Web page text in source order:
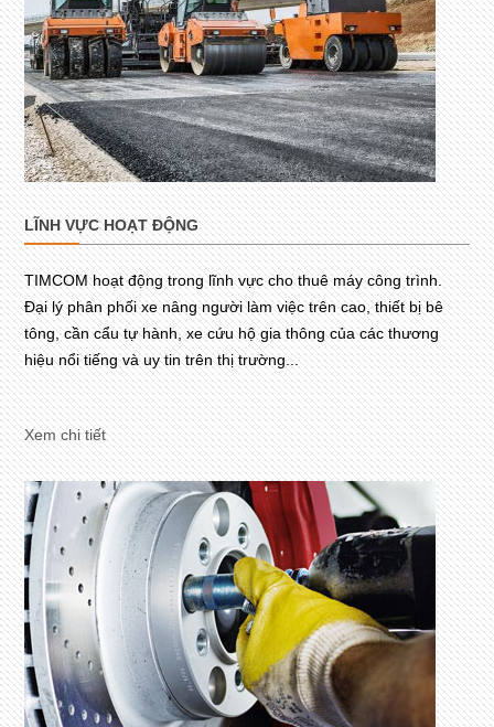
LĨNH VỰC HOẠT ĐỘNG
TIMCOM hoạt động trong lĩnh vực cho thuê máy công trình.
Đại lý phân phối xe nâng người làm việc trên cao, thiết bị bê
tông, cần cẩu tự hành, xe cứu hộ gia thông của các thương
hiệu nổi tiếng và uy tin trên thị trường...
Xem chi tiết